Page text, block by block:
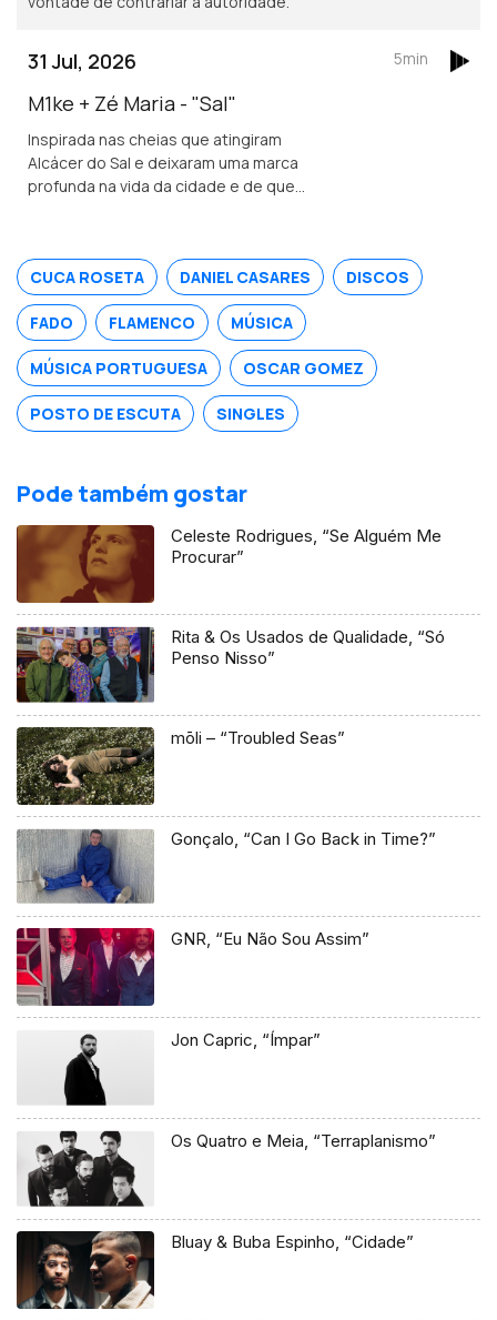
31 Jul, 2026
M1ke + Zé Maria - "Sal"
Inspirada nas cheias que atingiram
Alcácer do Sal e deixaram uma marca
profunda na vida da cidade e de quem
5min
CUCA ROSETA DANIEL CASARES DISCOS
FADO FLAMENCO MÚSICA
MÚSICA PORTUGUESA OSCAR GOMEZ
POSTO DE ESCUTA SINGLES
Pode também gostar
Celeste Rodrigues, “Se Alguém Me
Procurar”
Rita & Os Usados de Qualidade, “Só
Penso Nisso”
mōli – “Troubled Seas”
Gonçalo, “Can I Go Back in Time?”
GNR, “Eu Não Sou Assim”
Jon Capric, “Ímpar”
Os Quatro e Meia, “Terraplanismo”
Bluay & Buba Espinho, “Cidade”